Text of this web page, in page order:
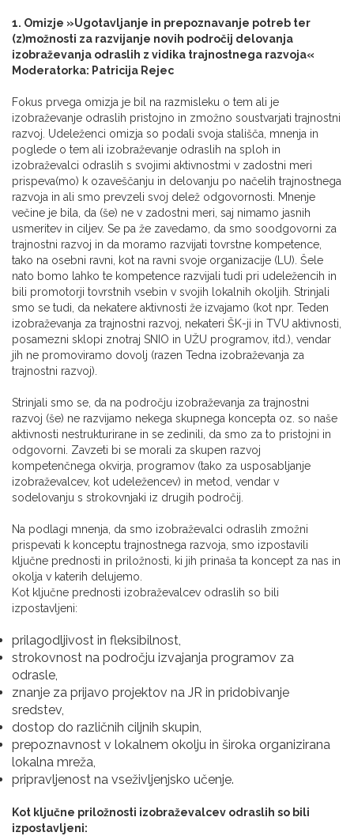
1. Omizje »Ugotavljanje in prepoznavanje potreb ter
(z)možnosti za razvijanje novih področij delovanja
izobraževanja odraslih z vidika trajnostnega razvoja«
Moderatorka: Patricija Rejec
Fokus prvega omizja je bil na razmisleku o tem ali je
izobraževanje odraslih pristojno in zmožno soustvarjati trajnostni
razvoj. Udeleženci omizja so podali svoja stališča, mnenja in
poglede o tem ali izobraževanje odraslih na sploh in
izobraževalci odraslih s svojimi aktivnostmi v zadostni meri
prispeva(mo) k ozaveščanju in delovanju po načelih trajnostnega
razvoja in ali smo prevzeli svoj delež odgovornosti. Mnenje
večine je bila, da (še) ne v zadostni meri, saj nimamo jasnih
usmeritev in ciljev. Se pa že zavedamo, da smo soodgovorni za
trajnostni razvoj in da moramo razvijati tovrstne kompetence,
tako na osebni ravni, kot na ravni svoje organizacije (LU). Šele
nato bomo lahko te kompetence razvijali tudi pri udeležencih in
bili promotorji tovrstnih vsebin v svojih lokalnih okoljih. Strinjali
smo se tudi, da nekatere aktivnosti že izvajamo (kot npr. Teden
izobraževanja za trajnostni razvoj, nekateri ŠK-ji in TVU aktivnosti,
posamezni sklopi znotraj SNIO in UŽU programov, itd.), vendar
jih ne promoviramo dovolj (razen Tedna izobraževanja za
trajnostni razvoj).
Strinjali smo se, da na področju izobraževanja za trajnostni
razvoj (še) ne razvijamo nekega skupnega koncepta oz. so naše
aktivnosti nestrukturirane in se zedinili, da smo za to pristojni in
odgovorni. Zavzeti bi se morali za skupen razvoj
kompetenčnega okvirja, programov (tako za usposabljanje
izobraževalcev, kot udeležencev) in metod, vendar v
sodelovanju s strokovnjaki iz drugih področij.
Na podlagi mnenja, da smo izobraževalci odraslih zmožni
prispevati k konceptu trajnostnega razvoja, smo izpostavili
ključne prednosti in priložnosti, ki jih prinaša ta koncept za nas in
okolja v katerih delujemo.
Kot ključne prednosti izobraževalcev odraslih so bili
izpostavljeni:
prilagodljivost in fleksibilnost,
strokovnost na področju izvajanja programov za
odrasle,
znanje za prijavo projektov na JR in pridobivanje
sredstev,
dostop do različnih ciljnih skupin,
prepoznavnost v lokalnem okolju in široka organizirana
lokalna mreža,
pripravljenost na vseživljenjsko učenje.
Kot ključne priložnosti izobraževalcev odraslih so bili
izpostavljeni: